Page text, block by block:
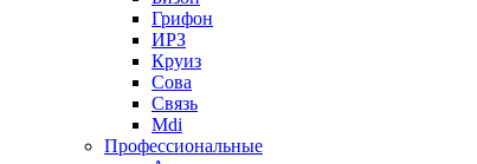
Грифон
ИРЗ
Круиз
Сова
Связь
Mdi
Профессиональные